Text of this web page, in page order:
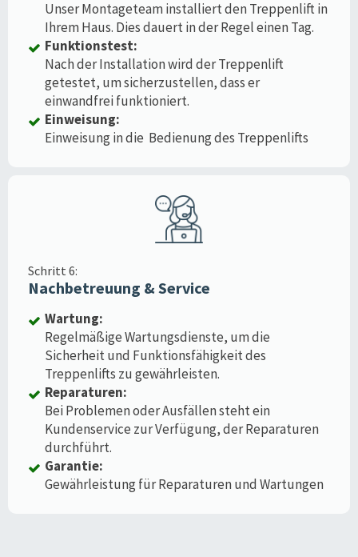
Unser Montageteam installiert den Treppenlift in
Ihrem Haus. Dies dauert in der Regel einen Tag.
Funktionstest:
Nach der Installation wird der Treppenlift
getestet, um sicherzustellen, dass er
einwandfrei funktioniert.
Einweisung:
Einweisung in die Bedienung des Treppenlifts
Schritt 6:
Nachbetreuung & Service
Wartung:
Regelmäßige Wartungsdienste, um die
Sicherheit und Funktionsfähigkeit des
Treppenlifts zu gewährleisten.
Reparaturen:
Bei Problemen oder Ausfällen steht ein
Kundenservice zur Verfügung, der Reparaturen
durchführt.
Garantie:
Gewährleistung für Reparaturen und Wartungen